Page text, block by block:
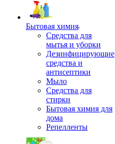
Бытовая химия
Средства для
мытья и уборки
Дезинфицирующие
средства и
антисептики
Мыло
Средства для
стирки
Бытовая химия для
дома
Репелленты